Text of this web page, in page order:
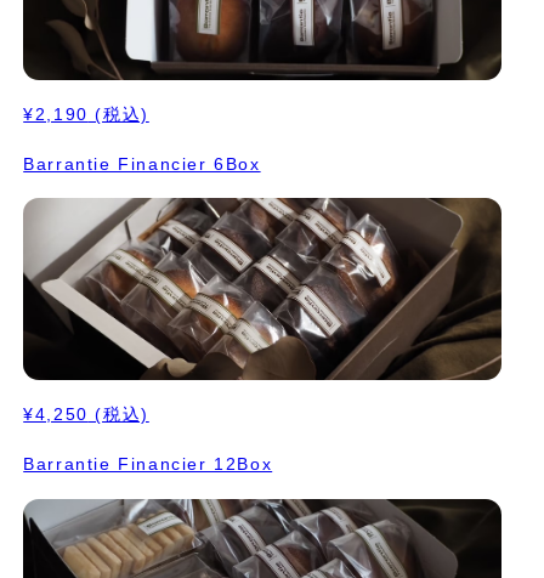
¥2,190 (税込)
Barrantie Financier 6Box
¥4,250 (税込)
Barrantie Financier 12Box